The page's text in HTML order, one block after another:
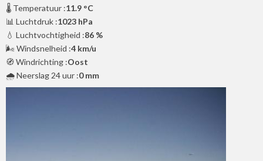
🌡️ Temperatuur :11.9 °C
📊 Luchtdruk :1023 hPa
💧 Luchtvochtigheid :86 %
🌬️ Windsnelheid :4 km/u
🧭 Windrichting :Oost
🌧️ Neerslag 24 uur :0 mm